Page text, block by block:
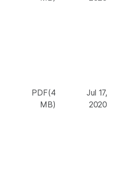
PDF(4
MB)
Jul 17,
2020